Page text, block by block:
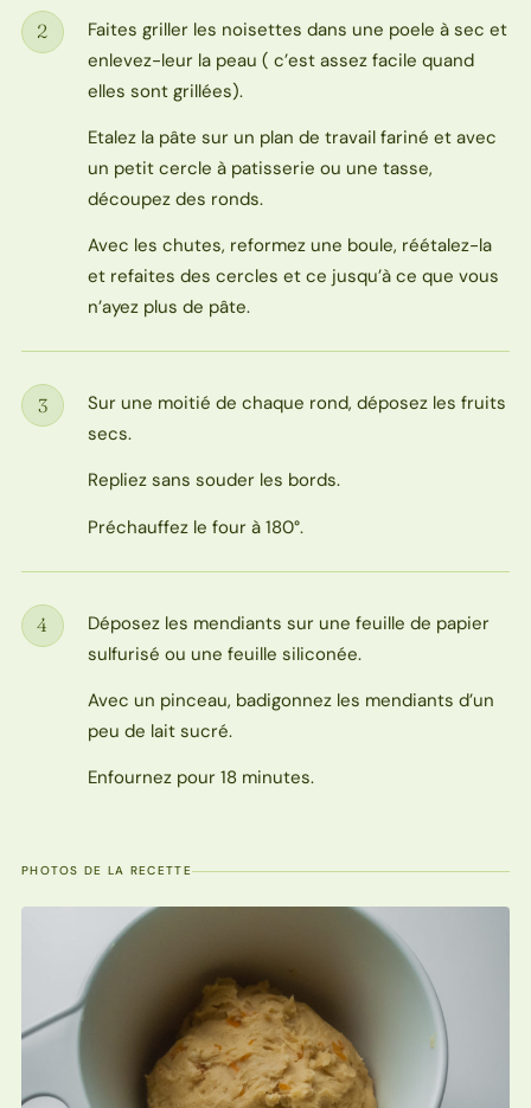
Étape
2
Faites griller les noisettes dans une poele à sec et
enlevez-leur la peau ( c’est assez facile quand
elles sont grillées).
Etalez la pâte sur un plan de travail fariné et avec
un petit cercle à patisserie ou une tasse,
découpez des ronds.
Avec les chutes, reformez une boule, réétalez-la
et refaites des cercles et ce jusqu’à ce que vous
n’ayez plus de pâte.
Étape
3
Sur une moitié de chaque rond, déposez les fruits
secs.
Repliez sans souder les bords.
Préchauffez le four à 180°.
Étape
4
Déposez les mendiants sur une feuille de papier
sulfurisé ou une feuille siliconée.
Avec un pinceau, badigonnez les mendiants d’un
peu de lait sucré.
Enfournez pour 18 minutes.
PHOTOS DE LA RECETTE